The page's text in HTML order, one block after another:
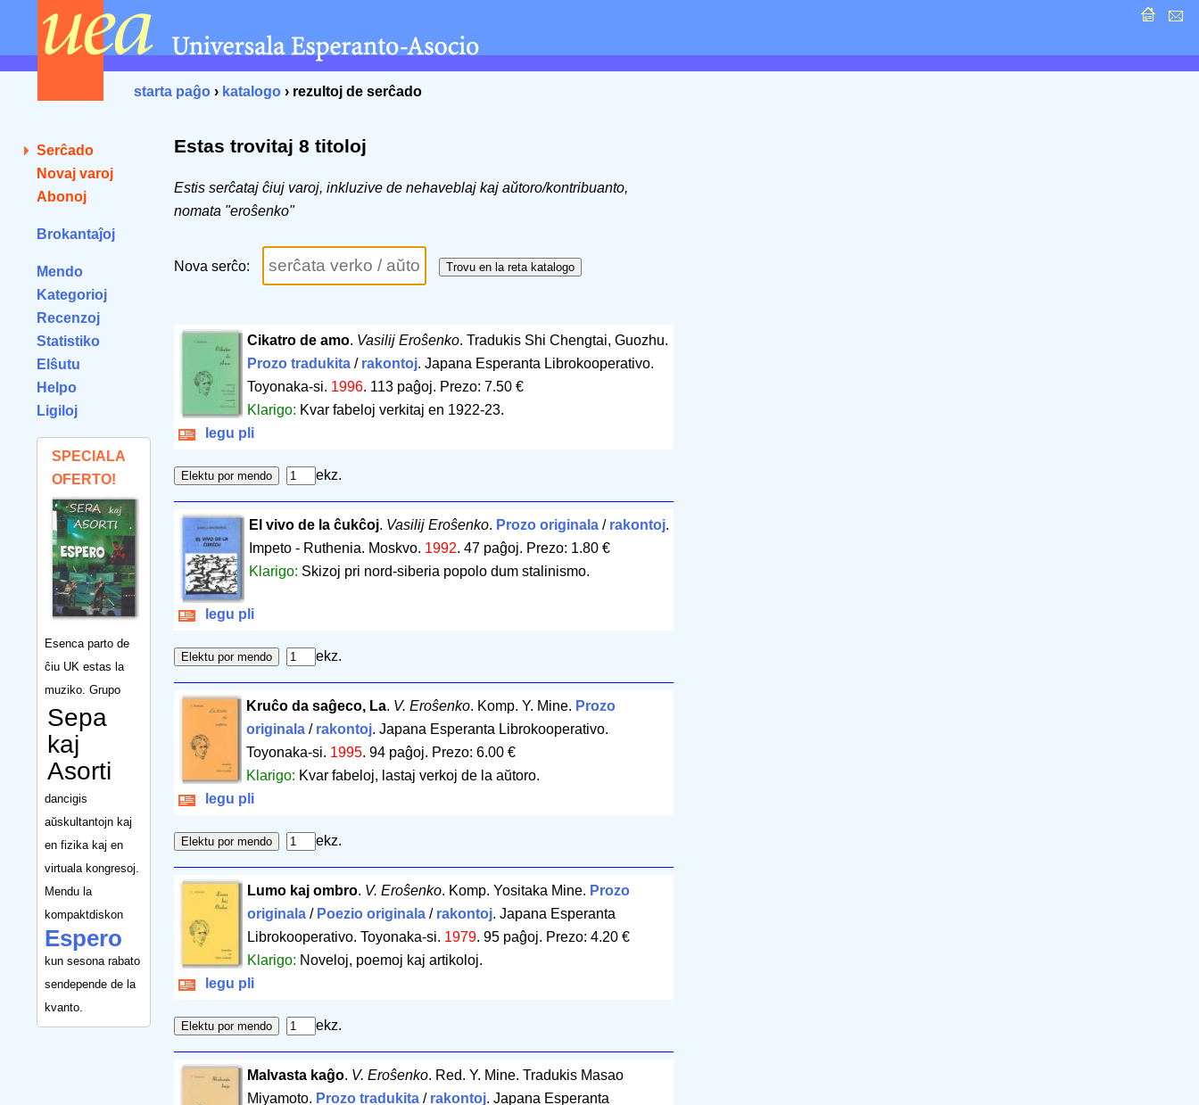
starta paĝo › katalogo › rezultoj de serĉado
Serĉado
Novaj varoj
Abonoj
Brokantaĵoj
Mendo
Kategorioj
Recenzoj
Statistiko
Elŝutu
Helpo
Ligiloj
SPECIALA
OFERTO!
Esenca parto de
ĉiu UK estas la
muziko. Grupo
Sepa
kaj
Asorti
dancigis
aŭskultantojn kaj
en fizika kaj en
virtuala kongresoj.
Mendu la
kompaktdiskon
Espero
kun sesona rabato
sendepende de la
kvanto.
Estas trovitaj 8 titoloj
Estis serĉataj ĉiuj varoj, inkluzive de nehaveblaj kaj aŭtoro/kontribuanto,
nomata "eroŝenko"
Nova serĉo:
Cikatro de amo. Vasilij Eroŝenko. Tradukis Shi Chengtai, Guozhu.
Prozo tradukita/ rakontoj. Japana Esperanta Librokooperativo.
Toyonaka-si. 1996. 113 paĝoj. Prezo: 7.50 €
Klarigo: Kvar fabeloj verkitaj en 1922-23.
legu pli
ekz.
El vivo de la ĉukĉoj. Vasilij Eroŝenko. Prozo originala/ rakontoj.
Impeto - Ruthenia. Moskvo. 1992. 47 paĝoj. Prezo: 1.80 €
Klarigo: Skizoj pri nord-siberia popolo dum stalinismo.
legu pli
ekz.
Kruĉo da saĝeco, La. V. Eroŝenko. Komp. Y. Mine. Prozo
originala/ rakontoj. Japana Esperanta Librokooperativo.
Toyonaka-si. 1995. 94 paĝoj. Prezo: 6.00 €
Klarigo: Kvar fabeloj, lastaj verkoj de la aŭtoro.
legu pli
ekz.
Lumo kaj ombro. V. Eroŝenko. Komp. Yositaka Mine. Prozo
originala/ Poezio originala/ rakontoj. Japana Esperanta
Librokooperativo. Toyonaka-si. 1979. 95 paĝoj. Prezo: 4.20 €
Klarigo: Noveloj, poemoj kaj artikoloj.
legu pli
ekz.
Malvasta kaĝo. V. Eroŝenko. Red. Y. Mine. Tradukis Masao
Miyamoto. Prozo tradukita/ rakontoj. Japana Esperanta